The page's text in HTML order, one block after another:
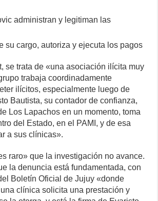
administran y legitiman las
su cargo, autoriza y ejecuta los pagos
se trata de «una asociación ilícita muy
trabaja coordinadamente
ilícitos, especialmente luego de
Bautista, su contador de confianza,
Los Lapachos en un momento, toma
del Estado, en el PAMI, y de esa
a sus clínicas».
raro» que la investigación no avance.
la denuncia está fundamentada, con
Boletín Oficial de Jujuy «donde
clínica solicita una prestación y